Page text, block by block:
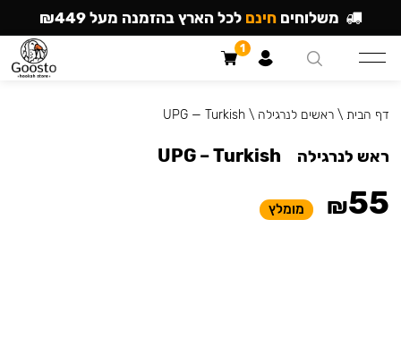
דף הבית \ראשים לנרגילה \
UPG — Turkish
ראש לנרגילה UPG – Turkish
₪55 מומלץ
משלוחים חינם לכל הארץ בהזמנה מעל ₪449
1